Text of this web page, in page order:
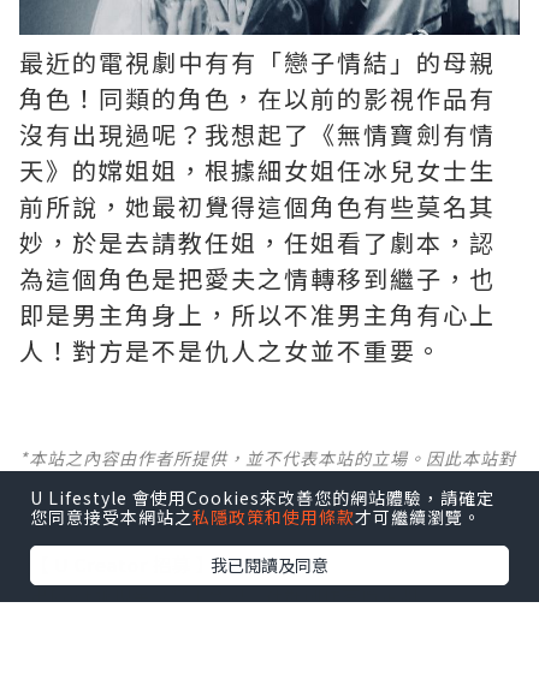
最近的電視劇中有有「戀子情結」的母親
角色！同類的角色，在以前的影視作品有
沒有出現過呢？我想起了《無情寶劍有情
天》的嫦姐姐，根據細女姐任冰兒女士生
前所說，她最初覺得這個角色有些莫名其
妙，於是去請教任姐，任姐看了劇本，認
為這個角色是把愛夫之情轉移到繼子，也
即是男主角身上，所以不准男主角有心上
人！對方是不是仇人之女並不重要。
*本站之內容由作者所提供，並不代表本站的立場。因此本站對
任。
【 U Creator 招募 】
出Post賺現金獎賞 l登記《社群創作有價企劃》
U Lifestyle 會使用Cookies來改善您的網站體驗，請確定
您同意接受本網站之私隱政策和使用條款才可繼續瀏覽。
我已閱讀及同意